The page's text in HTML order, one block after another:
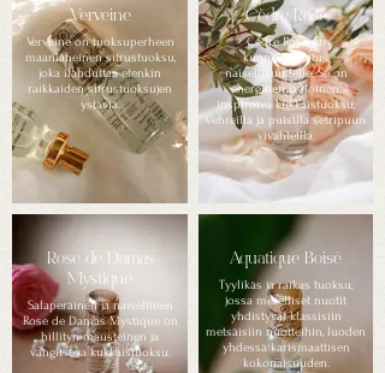
Verveine
Verveine on tuoksuperheen
maanläheinen sitrustuoksu,
joka ilahduttaa etenkin
raikkaiden sitrustuoksujen
ystäviä.
Cèdre Rose
Cèdre Rose on
kunnianosoitus
naisellisuudelle. Se on
energinen ja iloinen,
inspiroiva kukkaistuoksu,
vehreillä ja puisilla setripuun
vivahteilla.
Rose de Damas
Mystique
Salaperäinen ja naisellinen
Rose de Damas Mystique on
hillityn mausteinen ja
vangitseva kukkaistuoksu.
Aquatique Boisé
Tyylikäs ja raikas tuoksu,
jossa merelliset nuotit
yhdistyvät klassisiin
metsäisiin nuotteihin, luoden
yhdessä karismaattisen
kokonaisuuden.